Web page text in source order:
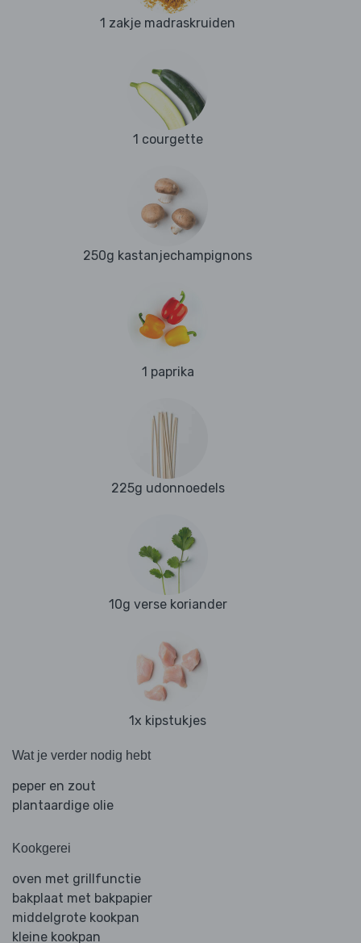
1 zakje madraskruiden
1 courgette
250g kastanjechampignons
1 paprika
225g udonnoedels
10g verse koriander
1x kipstukjes
Wat je verder nodig hebt
peper en zout
plantaardige olie
Kookgerei
oven met grillfunctie
bakplaat met bakpapier
middelgrote kookpan
kleine kookpan